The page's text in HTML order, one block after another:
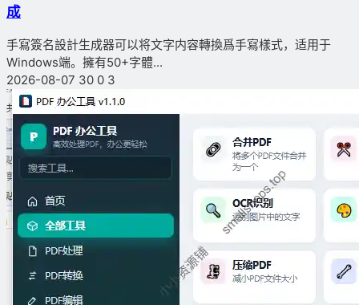
成
手寫簽名設計生成器可以将文字内容轉換爲手寫樣式，适用于
Windows端。擁有50+字體...
2026-08-07 30 0 3